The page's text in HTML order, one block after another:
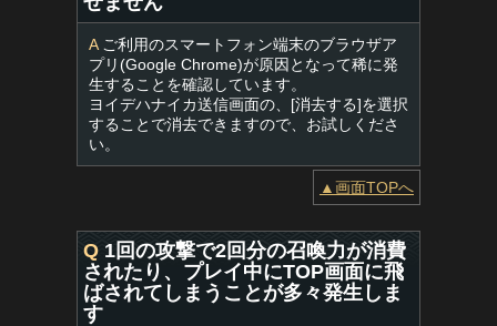
Aご利用のスマートフォン端末のブラウザア
プリ(Google Chrome)が原因となって稀に発
生することを確認しています。
ヨイデハナイカ送信画面の、[消去する]を選択
することで消去できますので、お試しくださ
い。
▲画面TOPへ
Q 1回の攻撃で2回分の召喚力が消費
されたり、プレイ中にTOP画面に飛
ばされてしまうことが多々発生しま
す